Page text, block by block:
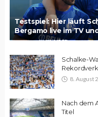
Testspiel: Hier läuft
Bergamo live im TV
Schalke-
8. August
Nach dem
Titel